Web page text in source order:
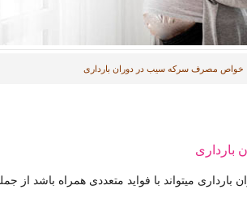
خواص مصرف سرکه سیب در دوران بارداری
بارداری
میتواند با فواید متعددی همراه باشد از